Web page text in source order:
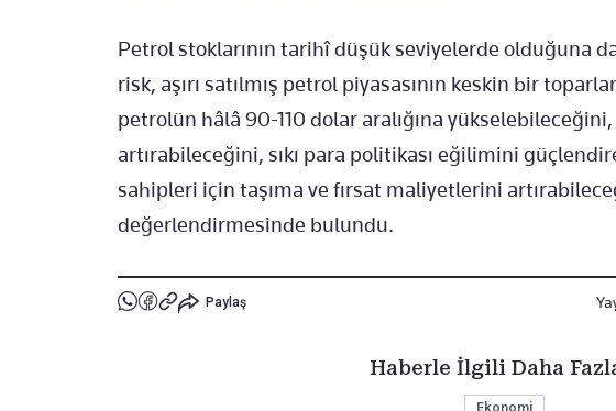
Petrol stoklarının tarihî düşük seviyelerde olduğuna
risk, aşırı satılmış petrol piyasasının keskin bir
petrolün hâlâ 90-110 dolar aralığına
artırabileceğini, sıkı para politikası eğilimini
sahipleri için taşıma ve fırsat maliyetlerini
değerlendirmesinde bulundu.
Paylaş
Haberle İlgili Daha
Ekonomi